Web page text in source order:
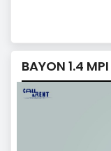
BAYON 1.4 MPI